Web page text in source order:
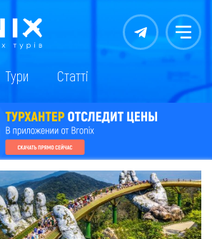
Контакты Меню
Тури Статті